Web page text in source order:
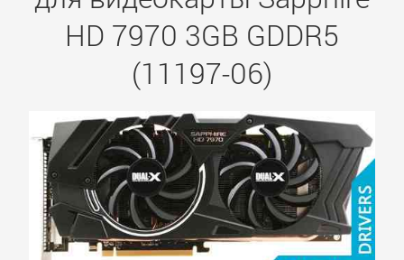
HD 7970 3GB GDDR5
(11197-06)